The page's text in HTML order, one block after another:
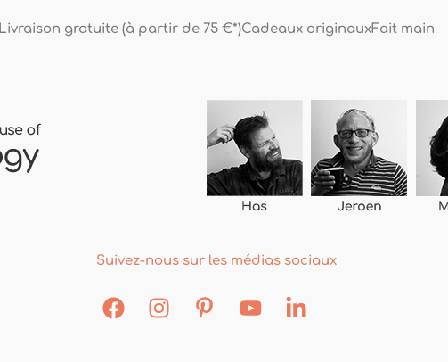
Livraison gratuite (à partir de 75 €*)Cadeaux originauxFait main
Suivez-nous sur les médias sociaux